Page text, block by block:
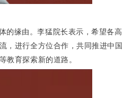
的缘由。李猛院长表示，希望各高
，进行全方位合作，共同推进中国
教育探索新的道路。